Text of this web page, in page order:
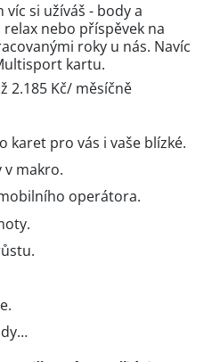
víc si užíváš - body a
nebo příspěvek na
roky u nás. Navíc
kartu.
2.185 Kč/ měsíčně
karet pro vás i vaše blízké.
v makro.
operátora.